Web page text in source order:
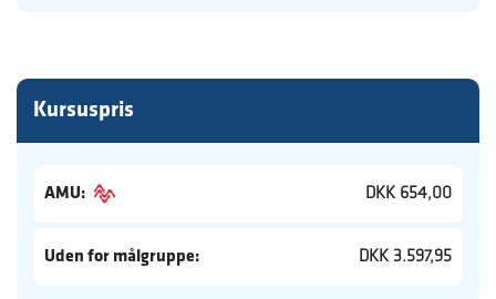
Kursuspris
AMU: DKK 654,00
Uden for målgruppe: DKK 3.597,95